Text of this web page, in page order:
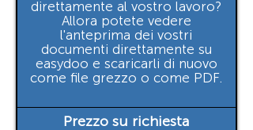
direttamente al vostro lavoro?
Allora potete vedere
l'anteprima dei vostri
documenti direttamente su
easydoo e scaricarli di nuovo
come file grezzo o come PDF.
Prezzo su richiesta